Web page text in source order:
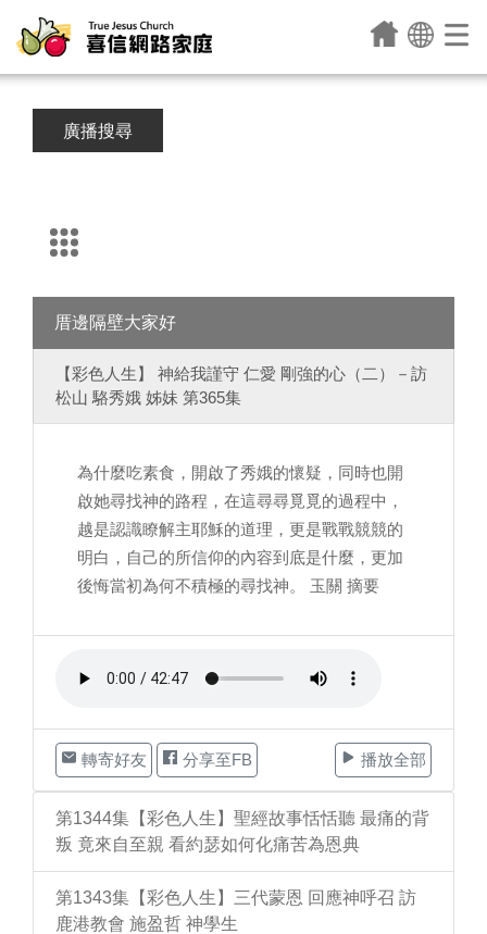
廣播搜尋
厝邊隔壁大家好
【彩色人生】 神給我謹守 仁愛 剛強的心（二）－訪
松山 駱秀娥 姊妹 第365集
為什麼吃素食，開啟了秀娥的懷疑，同時也開
啟她尋找神的路程，在這尋尋覓覓的過程中，
越是認識瞭解主耶穌的道理，更是戰戰競競的
明白，自己的所信仰的內容到底是什麼，更加
後悔當初為何不積極的尋找神。 玉關 摘要
轉寄好友 分享至FB 播放全部
第1344集【彩色人生】聖經故事恬恬聽 最痛的背
叛 竟來自至親 看約瑟如何化痛苦為恩典
第1343集【彩色人生】三代蒙恩 回應神呼召 訪
鹿港教會 施盈哲 神學生